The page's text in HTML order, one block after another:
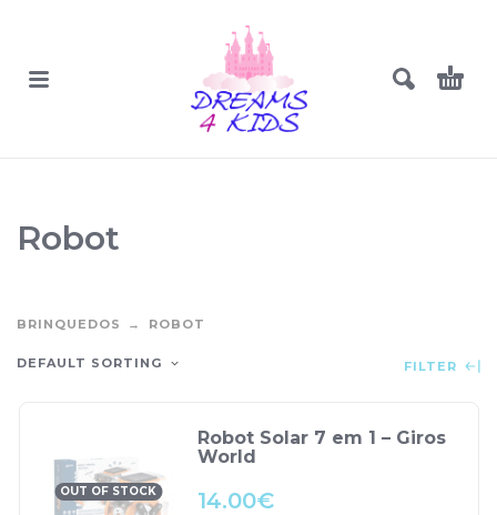
Robot
BRINQUEDOS ROBOT
DEFAULT SORTING FILTER
OUT OF STOCK
Robot Solar 7 em 1 – Giros
World
14.00€